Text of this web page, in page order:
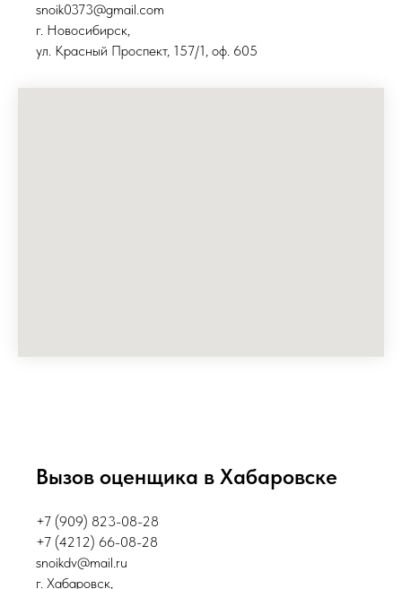
snoik0373@gmail.com
г. Новосибирск,
ул. Красный Проспект, 157/1, оф. 605
Вызов оценщика в Хабаровске
+7 (909) 823-08-28
+7 (4212) 66-08-28
snoikdv@mail.ru
г. Хабаровск,